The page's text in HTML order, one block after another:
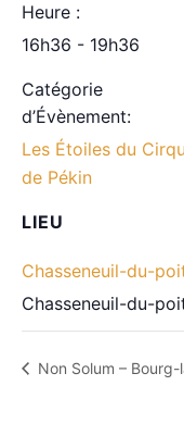
Heure :
16h36 - 19h36
Catégorie
d’Évènement:
Les Étoiles du
de Pékin
LIEU
Chasseneuil-du-
Chasseneuil-du-
Non Solum – Bourg-